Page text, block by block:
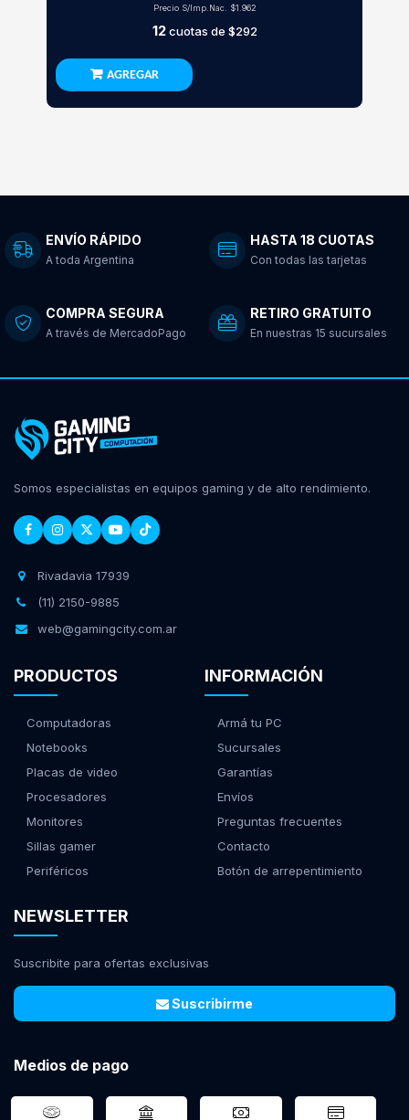
Precio S/Imp.Nac. $1.962
12cuotas de $292
AGREGAR
ENVÍO RÁPIDO
A toda Argentina
HASTA 18 CUOTAS
Con todas las tarjetas
COMPRA SEGURA
A través de MercadoPago
RETIRO GRATUITO
En nuestras 15 sucursales
Somos especialistas en equipos gaming y de alto rendimiento.
Rivadavia 17939
(11) 2150-9885
web@gamingcity.com.ar
PRODUCTOS
Computadoras
Notebooks
Placas de video
Procesadores
Monitores
Sillas gamer
Periféricos
INFORMACIÓN
Armá tu PC
Sucursales
Garantías
Envíos
Preguntas frecuentes
Contacto
Botón de arrepentimiento
NEWSLETTER
Suscribite para ofertas exclusivas
Suscribirme
Medios de pago